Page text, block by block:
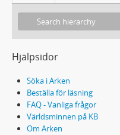
Hjälpsidor
Söka i Arken
Beställa för läsning
FAQ - Vanliga frågor
Världsminnen på KB
Om Arken